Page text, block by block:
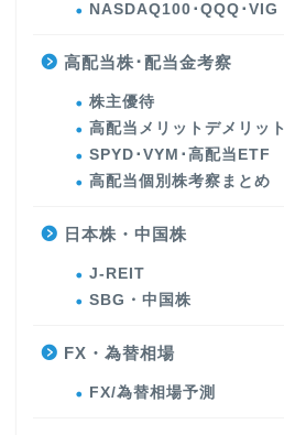
NASDAQ100･QQQ･VIG
高配当株･配当金考察
株主優待
高配当メリットデメリット
SPYD･VYM･高配当ETF
高配当個別株考察まとめ
日本株・中国株
J-REIT
SBG・中国株
FX・為替相場
FX/為替相場予測